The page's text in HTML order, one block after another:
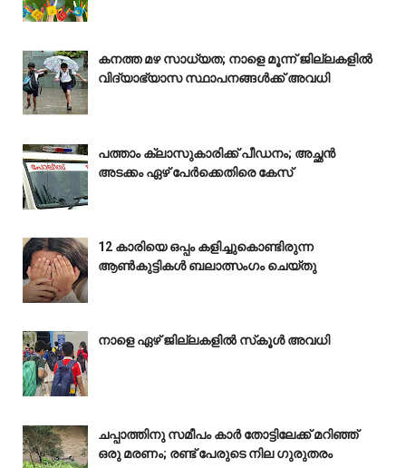
കനത്ത മഴ സാധ്യത; നാളെ മൂന്ന് ജില്ലകളിൽ
വിദ്യാഭ്യാസ സ്ഥാപനങ്ങൾക്ക് അവധി
പത്താം ക്ലാസുകാരിക്ക് പീഡനം; അച്ഛൻ
അടക്കം ഏഴ് പേർക്കെതിരെ കേസ്
12 കാരിയെ ഒപ്പം കളിച്ചുകൊണ്ടിരുന്ന
ആൺകുട്ടികൾ ബലാത്സംഗം ചെയ്‌തു
നാളെ ഏഴ് ജില്ലകളിൽ സ്‌കൂൾ അവധി
ചപ്പാത്തിനു സമീപം കാർ തോട്ടിലേക്ക് മറിഞ്ഞ്
ഒരു മരണം; രണ്ട് പേരുടെ നില ഗുരുതരം